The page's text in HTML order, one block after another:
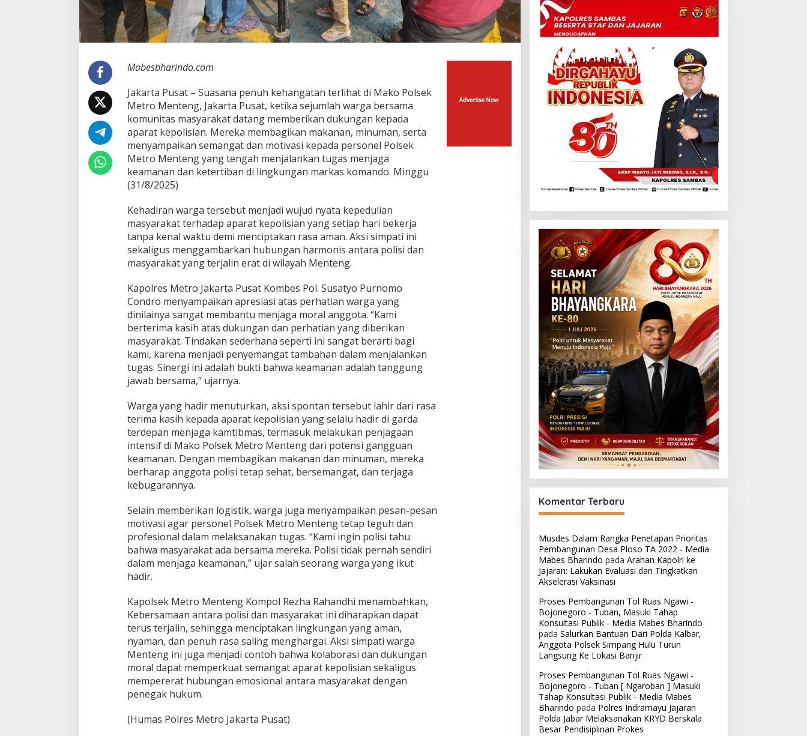
d
n
g
i
s
t
k
u
n
t
u
P
o
l
s
e
k
e
t
r
o
M
e
n
t
e
Mabesbharindo.com
Jakarta Pusat – Suasana penuh kehangatan terlihat di Mako Polsek
Metro Menteng, Jakarta Pusat, ketika sejumlah warga bersama
komunitas masyarakat datang memberikan dukungan kepada
aparat kepolisian. Mereka membagikan makanan, minuman, serta
menyampaikan semangat dan motivasi kepada personel Polsek
Metro Menteng yang tengah menjalankan tugas menjaga
keamanan dan ketertiban di lingkungan markas komando. Minggu
(31/8/2025)
Kehadiran warga tersebut menjadi wujud nyata kepedulian
masyarakat terhadap aparat kepolisian yang setiap hari bekerja
tanpa kenal waktu demi menciptakan rasa aman. Aksi simpati ini
sekaligus menggambarkan hubungan harmonis antara polisi dan
masyarakat yang terjalin erat di wilayah Menteng.
Kapolres Metro Jakarta Pusat Kombes Pol. Susatyo Purnomo
Condro menyampaikan apresiasi atas perhatian warga yang
dinilainya sangat membantu menjaga moral anggota. “Kami
berterima kasih atas dukungan dan perhatian yang diberikan
masyarakat. Tindakan sederhana seperti ini sangat berarti bagi
kami, karena menjadi penyemangat tambahan dalam menjalankan
tugas. Sinergi ini adalah bukti bahwa keamanan adalah tanggung
jawab bersama,” ujarnya.
Warga yang hadir menuturkan, aksi spontan tersebut lahir dari rasa
terima kasih kepada aparat kepolisian yang selalu hadir di garda
terdepan menjaga kamtibmas, termasuk melakukan penjagaan
intensif di Mako Polsek Metro Menteng dari potensi gangguan
keamanan. Dengan membagikan makanan dan minuman, mereka
berharap anggota polisi tetap sehat, bersemangat, dan terjaga
kebugarannya.
Selain memberikan logistik, warga juga menyampaikan pesan-pesan
motivasi agar personel Polsek Metro Menteng tetap teguh dan
profesional dalam melaksanakan tugas. “Kami ingin polisi tahu
bahwa masyarakat ada bersama mereka. Polisi tidak pernah sendiri
dalam menjaga keamanan,” ujar salah seorang warga yang ikut
hadir.
Kapolsek Metro Menteng Kompol Rezha Rahandhi menambahkan,
Kebersamaan antara polisi dan masyarakat ini diharapkan dapat
terus terjalin, sehingga menciptakan lingkungan yang aman,
nyaman, dan penuh rasa saling menghargai. Aksi simpati warga
Menteng ini juga menjadi contoh bahwa kolaborasi dan dukungan
moral dapat memperkuat semangat aparat kepolisian sekaligus
mempererat hubungan emosional antara masyarakat dengan
penegak hukum.
(Humas Polres Metro Jakarta Pusat)
Komentar Terbaru
Musdes Dalam Rangka Penetapan Prioritas
Pembangunan Desa Ploso TA 2022 - Media
Mabes Bharindo pada Arahan Kapolri ke
Jajaran: Lakukan Evaluasi dan Tingkatkan
Akselerasi Vaksinasi
Proses Pembangunan Tol Ruas Ngawi -
Bojonegoro - Tuban, Masuki Tahap
Konsultasi Publik - Media Mabes Bharindo
pada Salurkan Bantuan Dari Polda Kalbar,
Anggota Polsek Simpang Hulu Turun
Langsung Ke Lokasi Banjir
Proses Pembangunan Tol Ruas Ngawi -
Bojonegoro - Tuban [ Ngaroban ] Masuki
Tahap Konsultasi Publik - Media Mabes
Bharindo pada Polres Indramayu Jajaran
Polda Jabar Melaksanakan KRYD Berskala
Besar Pendisiplinan Prokes